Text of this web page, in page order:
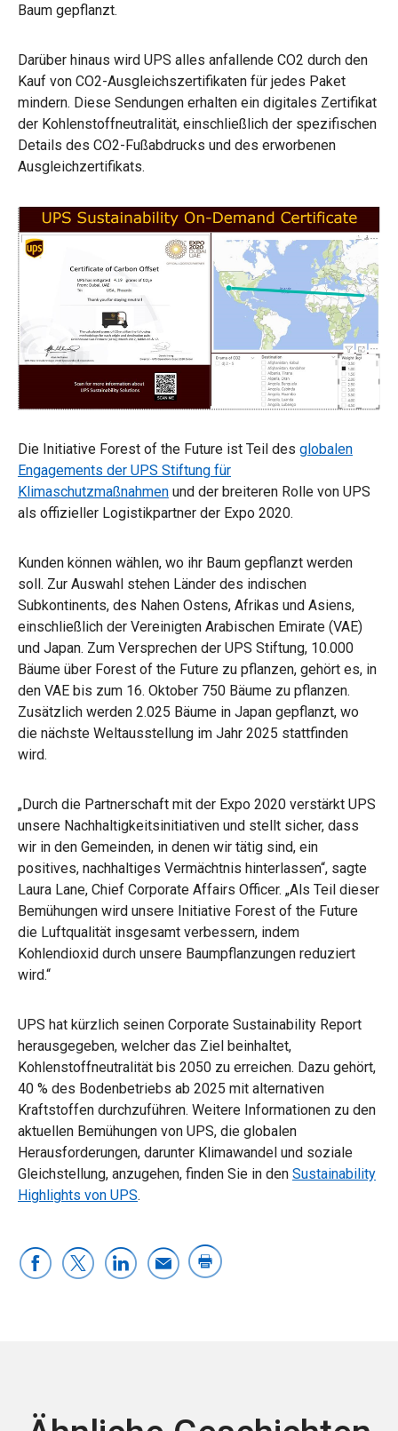
Baum gepflanzt.
Darüber hinaus wird UPS alles anfallende CO2 durch den
Kauf von CO2-Ausgleichszertifikaten für jedes Paket
mindern. Diese Sendungen erhalten ein digitales Zertifikat
der Kohlenstoffneutralität, einschließlich der spezifischen
Details des CO2-Fußabdrucks und des erworbenen
Ausgleichzertifikats.
Die Initiative Forest of the Future ist Teil des globalen
Engagements der UPS Stiftung für
Klimaschutzmaßnahmen und der breiteren Rolle von UPS
als offizieller Logistikpartner der Expo 2020.
Kunden können wählen, wo ihr Baum gepflanzt werden
soll. Zur Auswahl stehen Länder des indischen
Subkontinents, des Nahen Ostens, Afrikas und Asiens,
einschließlich der Vereinigten Arabischen Emirate (VAE)
und Japan. Zum Versprechen der UPS Stiftung, 10.000
Bäume über Forest of the Future zu pflanzen, gehört es, in
den VAE bis zum 16. Oktober 750 Bäume zu pflanzen.
Zusätzlich werden 2.025 Bäume in Japan gepflanzt, wo
die nächste Weltausstellung im Jahr 2025 stattfinden
wird.
„Durch die Partnerschaft mit der Expo 2020 verstärkt UPS
unsere Nachhaltigkeitsinitiativen und stellt sicher, dass
wir in den Gemeinden, in denen wir tätig sind, ein
positives, nachhaltiges Vermächtnis hinterlassen“, sagte
Laura Lane, Chief Corporate Affairs Officer. „Als Teil dieser
Bemühungen wird unsere Initiative Forest of the Future
die Luftqualität insgesamt verbessern, indem
Kohlendioxid durch unsere Baumpflanzungen reduziert
wird.“
UPS hat kürzlich seinen Corporate Sustainability Report
herausgegeben, welcher das Ziel beinhaltet,
Kohlenstoffneutralität bis 2050 zu erreichen. Dazu gehört,
40 % des Bodenbetriebs ab 2025 mit alternativen
Kraftstoffen durchzuführen. Weitere Informationen zu den
aktuellen Bemühungen von UPS, die globalen
Herausforderungen, darunter Klimawandel und soziale
Gleichstellung, anzugehen, finden Sie in den Sustainability
Highlights von UPS.